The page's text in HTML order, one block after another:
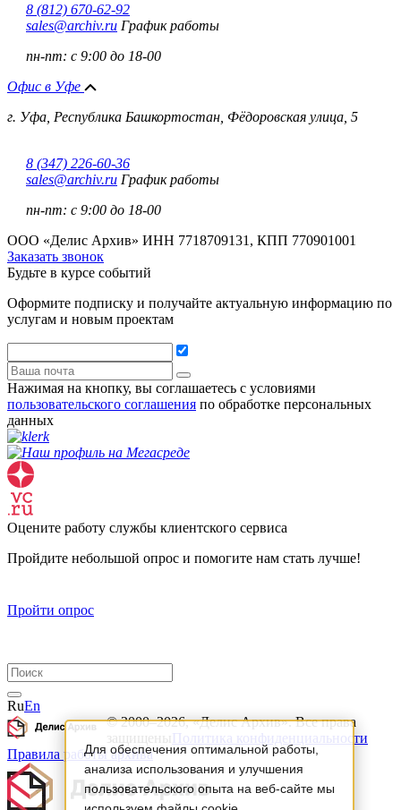
8 (812) 670-62-92
sales@archiv.ru График работы
пн-пт: с 9:00 до 18-00
Офис в Уфе
г. Уфа, Республика Башкортостан, Фёдоровская улица, 5
8 (347) 226-60-36
sales@archiv.ru График работы
пн-пт: с 9:00 до 18-00
ООО «Делис Архив» ИНН 7718709131, КПП 770901001
Заказать звонок
Будьте в курсе событий
Оформите подписку и получайте актуальную информацию по
услугам и новым проектам
Нажимая на кнопку, вы соглашаетесь с условиями
пользовательского соглашения по обработке персональных
данных
Оцените работу службы клиентского сервиса
Пройдите небольшой опрос и помогите нам стать лучше!
Пройти опрос
RuEn
© 2000–2026, «Делис Архив». Все права
защищены Политика конфиденциальности
Правила работы архиваДля обеспечения оптимальной работы,
анализа использования и улучшения
пользовательского опыта на веб-сайте мы